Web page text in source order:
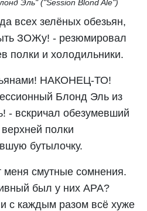
Эль" ("Session Blond Ale")
всех зелёных обезьян,
ЗОЖу! - резюмировал
полки и холодильники.
НАКОНЕЦ-ТО!
Блонд Эль из
- вскричал обезумевший
полки
бутылочку.
смутные сомнения.
был у них APA?
с каждым разом всё хуже